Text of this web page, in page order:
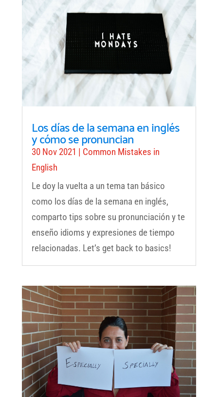
Los días de la semana en inglés
y cómo se pronuncian
30 Nov 2021 | Common Mistakes in
English
Le doy la vuelta a un tema tan básico
como los días de la semana en inglés,
comparto tips sobre su pronunciación y te
enseño idioms y expresiones de tiempo
relacionadas. Let’s get back to basics!